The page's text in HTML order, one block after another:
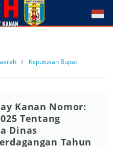
Keputusan Bupati
Kanan Nomor:
Tentang
Dinas
Tahun